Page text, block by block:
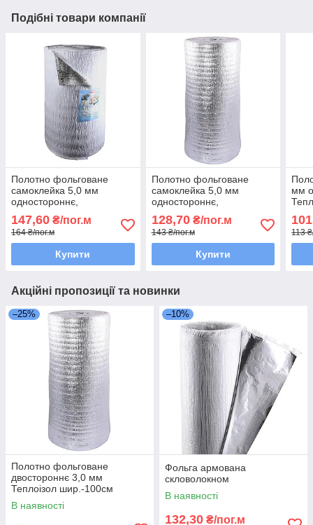
Подібні товари компанії
Полотно фольговане
самоклейка 5,0 мм
одностороннє,
шир.-100см, 25 м НА
ПАПЕРІ
147,60 ₴/пог.м
164 ₴/пог.м
Купити
Полотно фольговане
самоклейка 5,0 мм
одностороннє,
шир.-100см, 25 м НА
ПЛІВЦІ
128,70₴/пог.м
143 ₴/пог.м
Купити
мм
113
Акційні пропозиції та новинки
–25%
Полотно фольговане
двостороннє 3,0 мм
Теплоізол шир.-100см
В наявності
–10%
Фольга армована
скловолокном
В наявності
132,30 ₴/пог.м